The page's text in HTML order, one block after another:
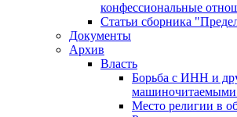
конфессиональные
Статьи сборника
Документы
Архив
Власть
Борьба с ИНН и
машиночитаемыми
Место религии в